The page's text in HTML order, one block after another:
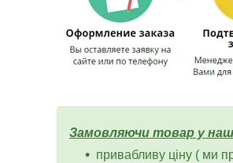
Замовляючи товар у
привабливу ціну ( ми